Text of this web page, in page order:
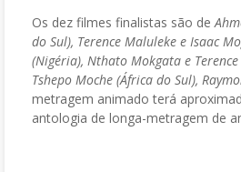
Os dez filmes finalistas são de
do Sul), Terence Maluleke e Isaac
(Nigéria), Nthato Mokgata e
Tshepo Moche (África do Sul),
metragem animado terá
antologia de longa-metragem de